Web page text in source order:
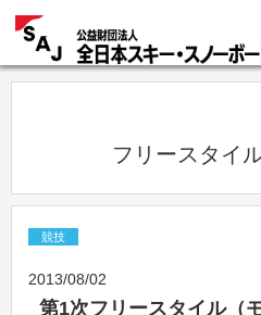
フリー
競技
2013/08/02
第1次フリースタイル（